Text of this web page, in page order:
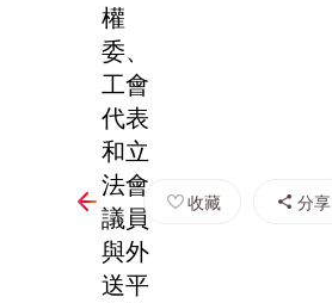
權
委、
工會
代表
和立
法會
議員
與外
送平
收藏 分享